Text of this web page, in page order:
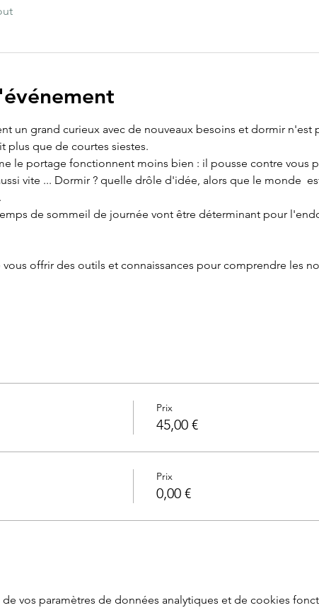
un grand curieux avec de nouveaux besoins et dormir n'est
plus que de courtes siestes.
le portage fonctionnent moins bien : il pousse contre vous
vite ... Dormir ? quelle drôle d'idée, alors que le monde
de sommeil de journée vont être déterminant pour
offrir des outils et connaissances pour comprendre les
Prix
45,00 €
Prix
0,00 €
vos paramètres de données analytiques et de cookies